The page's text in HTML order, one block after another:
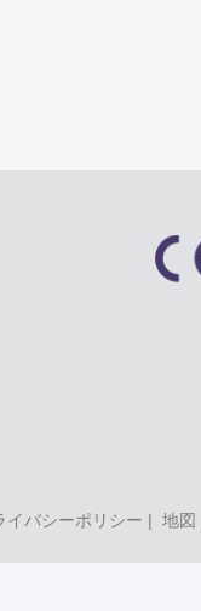
イバシーポリシー | 地図